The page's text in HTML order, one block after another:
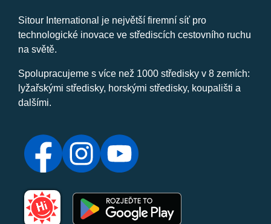
Sitour International je největší firemní síť pro
technologické inovace ve střediscích cestovního ruchu
na světě.
Spolupracujeme s více než 1000 středisky v 8 zemích:
lyžařskými středisky, horskými středisky, koupališti a
dalšími.